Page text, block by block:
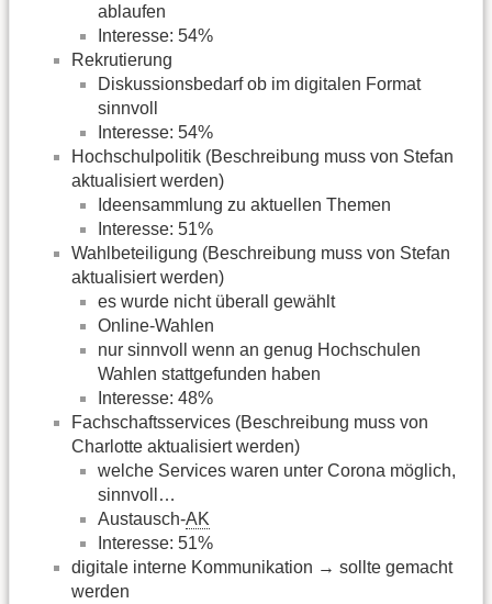
ablaufen
Interesse: 54%
Rekrutierung
Diskussionsbedarf ob im digitalen Format
sinnvoll
Interesse: 54%
Hochschulpolitik (Beschreibung muss von Stefan
aktualisiert werden)
Ideensammlung zu aktuellen Themen
Interesse: 51%
Wahlbeteiligung (Beschreibung muss von Stefan
aktualisiert werden)
es wurde nicht überall gewählt
Online-Wahlen
nur sinnvoll wenn an genug Hochschulen
Wahlen stattgefunden haben
Interesse: 48%
Fachschaftsservices (Beschreibung muss von
Charlotte aktualisiert werden)
welche Services waren unter Corona möglich,
sinnvoll…
Austausch-AK
Interesse: 51%
digitale interne Kommunikation → sollte gemacht
werden